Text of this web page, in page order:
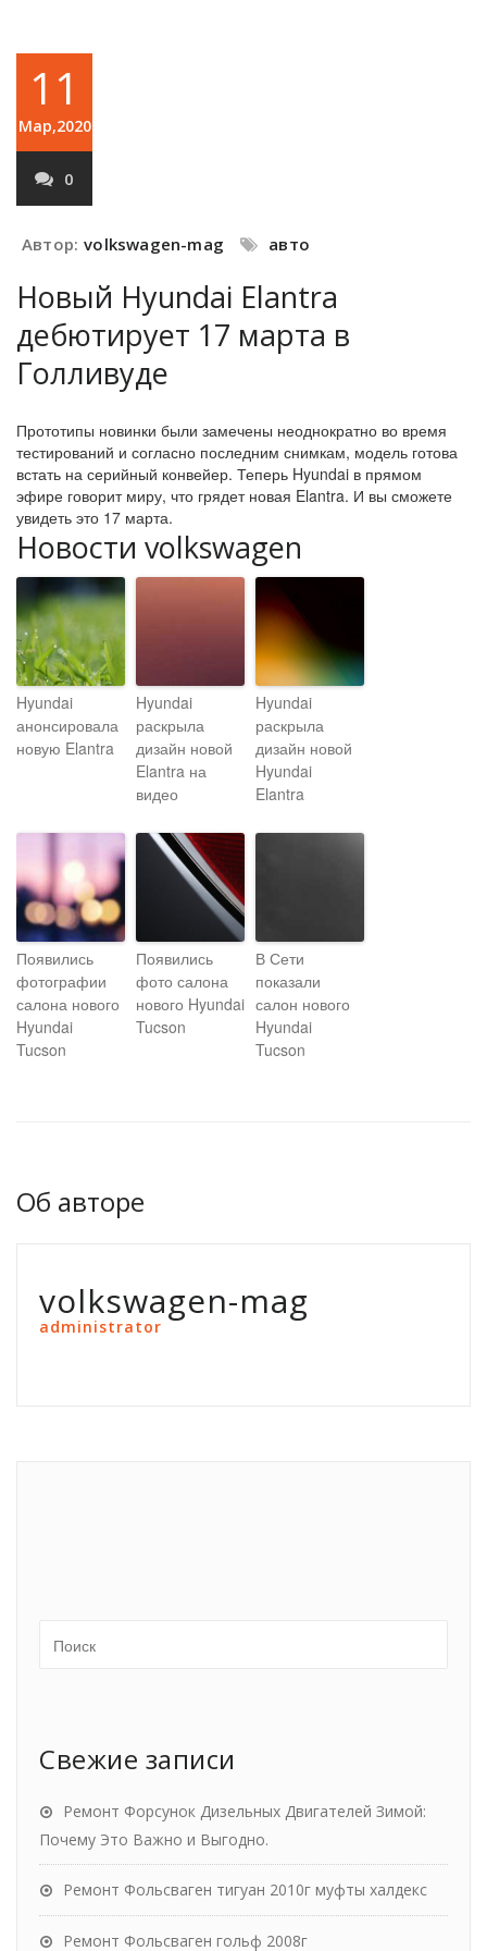
11
Мар,2020
0
Автор: volkswagen-mag авто
Новый Hyundai Elantra
дебютирует 17 марта в
Голливуде
Прототипы новинки были замечены неоднократно во время
тестирований и согласно последним снимкам, модель готова
встать на серийный конвейер. Теперь Hyundai в прямом
эфире говорит миру, что грядет новая Elantra. И вы сможете
увидеть это 17 марта.
Новости volkswagen
Hyundai
анонсировала
новую Elantra
Hyundai
раскрыла
дизайн новой
Elantra на
видео
Hyundai
раскрыла
дизайн новой
Hyundai
Elantra
Появились
фотографии
салона нового
Hyundai
Tucson
Появились
фото салона
нового Hyundai
Tucson
В Сети
показали
салон нового
Hyundai
Tucson
Об авторе
volkswagen-mag
administrator
Свежие записи
Ремонт Форсунок Дизельных Двигателей Зимой:
Почему Это Важно и Выгодно.
Ремонт Фольсваген тигуан 2010г муфты халдекс
Ремонт Фольсваген гольф 2008г